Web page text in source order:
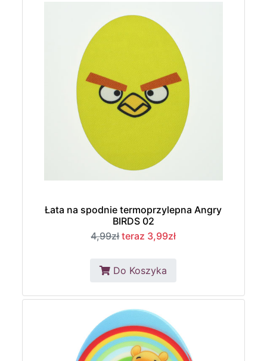
Łata na spodnie termoprzylepna Angry
BIRDS 02
4,99zł teraz 3,99zł
Do Koszyka